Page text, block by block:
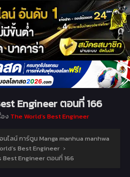
Engineer ตอนที่ 166
ง The World’s Best Engineer
ไลน์ การ์ตูน Manga manhua manhwa
Best Engineer ›
Best Engineer ตอนที่ 166